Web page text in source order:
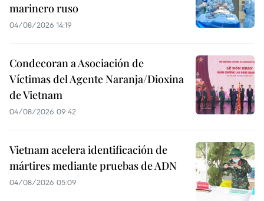
marinero ruso
04/08/2026 14:19
Condecoran a Asociación de
Víctimas del Agente Naranja/Dioxina
de Vietnam
04/08/2026 09:42
Vietnam acelera identificación de
mártires mediante pruebas de ADN
04/08/2026 05:09